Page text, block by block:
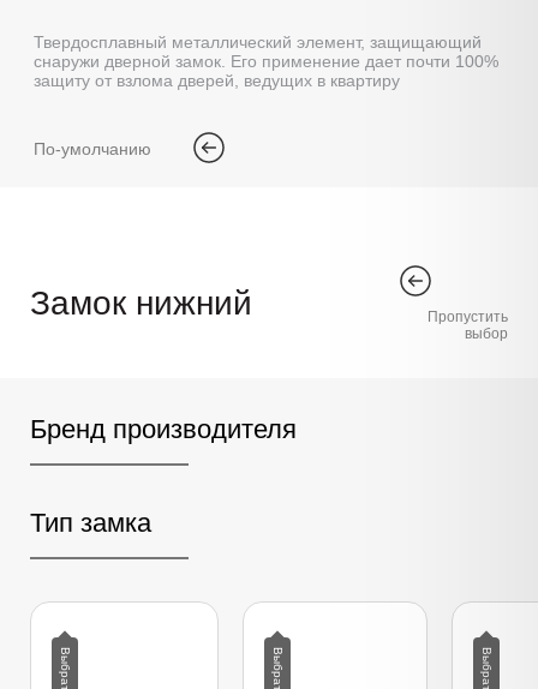
Твердосплавный металлический элемент, защищающий
снаружи дверной замок. Его применение дает почти 100%
защиту от взлома дверей, ведущих в квартиру
По-умолчанию
Замок нижний
Пропустить
выбор
Бренд производителя
Тип замка